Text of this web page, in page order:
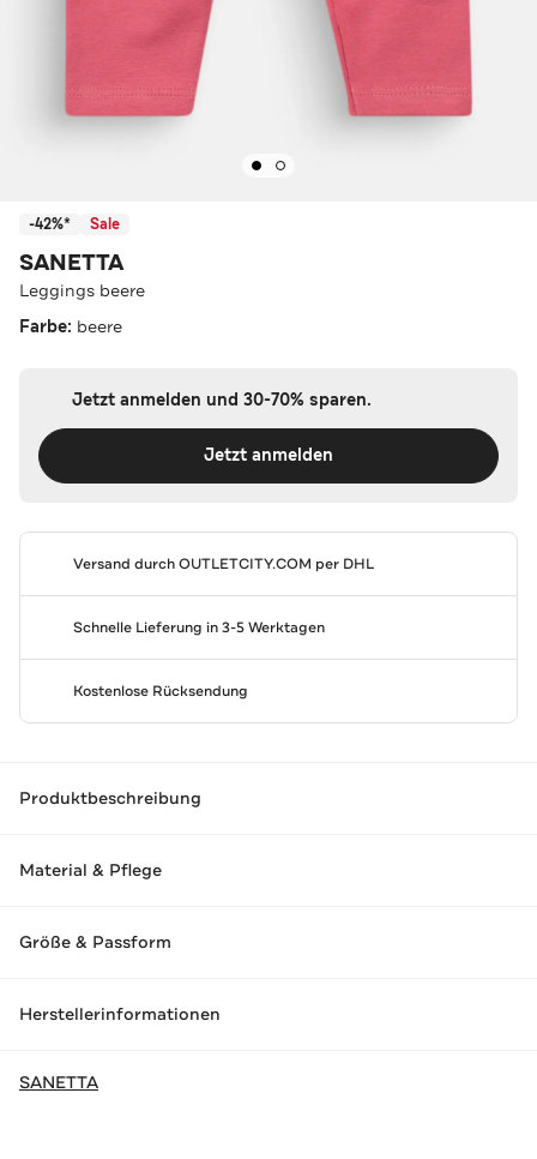
-42%* Sale
SANETTA
Leggings beere
Farbe: beere
Jetzt anmelden und 30-70% sparen.
Jetzt anmelden
Versand durchOUTLETCITY.COM per DHL
Schnelle Lieferung in 3-5 Werktagen
Kostenlose Rücksendung
Produktbeschreibung
Material & Pflege
Größe & Passform
Herstellerinformationen
SANETTA